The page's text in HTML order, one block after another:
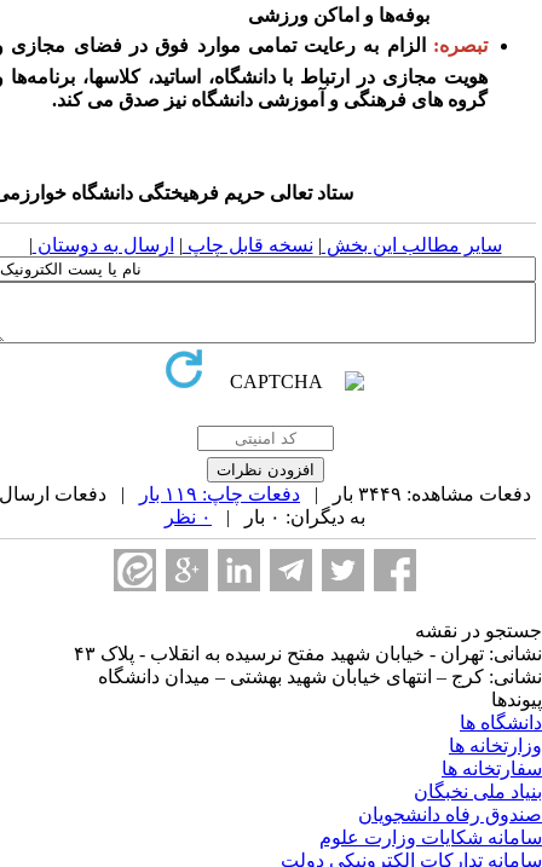
بوفه‌ها و اماکن ورزشی
تبصره:الزام به رعایت تمامی موارد فوق در فضای‌ مجازی و
هویت مجازی در ارتباط با دانشگاه، اساتید، کلاسها، برنامه‌ها و
گروه های فرهنگی و آموزشی دانشگاه نیز صدق می کند.
ستاد تعالی حریم فرهیختگی دانشگاه خوارزمی
سایر مطالب این بخش | نسخه قابل چاپ| ارسال به دوستان|
دفعات مشاهده: ۳۴۴۹ بار | دفعات چاپ: ۱۱۹ بار
| دفعات ارسال
به دیگران: ۰ بار |
در نقشه
تهران - خیابان شهید مفتح نرسیده به انقلاب - پلاک ۴۳
کرج – انتهای خیابان شهید بهشتی – میدان دانشگاه
ها
ها
ها
ملی نخبگان
رفاه دانشجویان
شکایات وزارت علوم
تدارکات الکترونیکی دولت